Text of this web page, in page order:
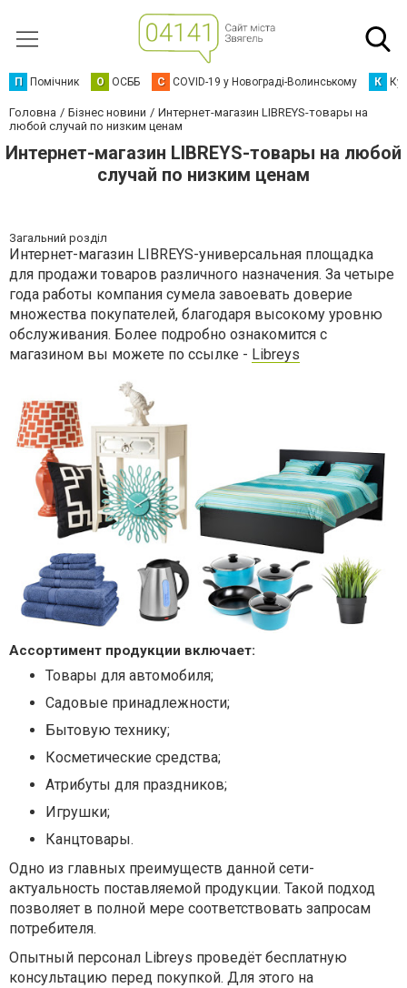
П Помічник О ОСББ C COVID-19 у Новограді-Волинському К
Головна Бізнес новини
Интернет-магазин LIBREYS-товары на
любой случай по низким ценам
Интернет-магазин LIBREYS-товары на любой
случай по низким ценам
Загальний розділ
Интернет-магазин LIBREYS-универсальная площадка
для продажи товаров различного назначения. За четыре
года работы компания сумела завоевать доверие
множества покупателей, благодаря высокому уровню
обслуживания. Более подробно ознакомится с
магазином вы можете по ссылке - Libreys
Ассортимент продукции включает:
Товары для автомобиля;
Садовые принадлежности;
Бытовую технику;
Косметические средства;
Атрибуты для праздников;
Игрушки;
Канцтовары.
Одно из главных преимуществ данной сети-
актуальность поставляемой продукции. Такой подход
позволяет в полной мере соответствовать запросам
потребителя.
Опытный персонал Libreys проведёт бесплатную
консультацию перед покупкой. Для этого на